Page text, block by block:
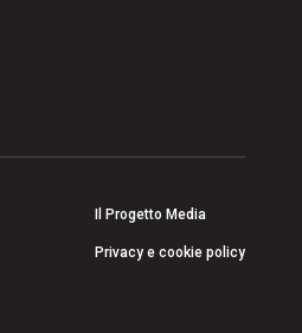
Il Progetto Media
Privacy e cookie policy